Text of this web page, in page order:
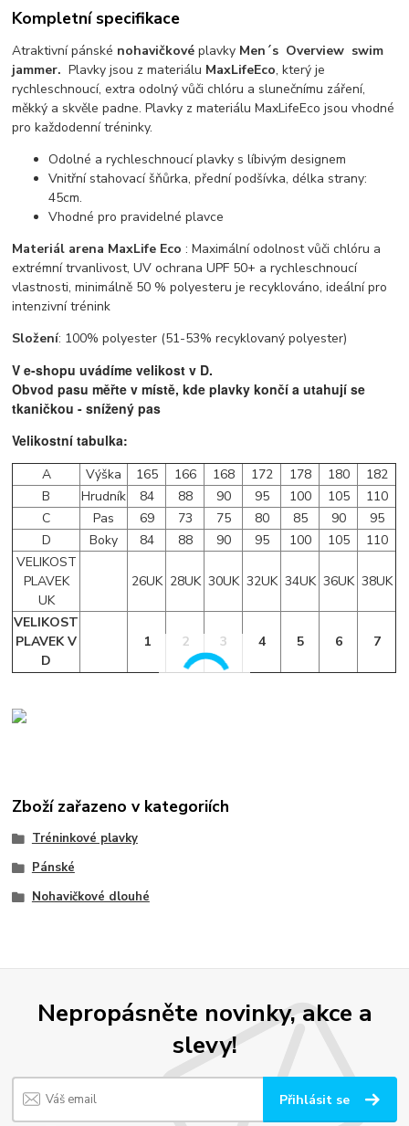
Kompletní specifikace
Atraktivní pánské nohavičkovéplavky Men´s Overview swim
jammer. Plavky jsou z materiálu MaxLifeEco, který je
rychleschnoucí, extra odolný vůči chlóru a slunečnímu záření,
měkký a skvěle padne. Plavky z materiálu MaxLifeEco jsou vhodné
pro každodenní tréninky.
Odolné a rychleschnoucí plavky s líbivým designem
Vnitřní stahovací šňůrka, přední podšívka, délka strany:
45cm.
Vhodné pro pravidelné plavce
Materiál arena MaxLife Eco: Maximální odolnost vůči chlóru a
extrémní trvanlivost, UV ochrana UPF 50+ a rychleschnoucí
vlastnosti, minimálně 50 % polyesteru je recyklováno, ideální pro
intenzivní trénink
Složení: 100% polyester (51-53% recyklovaný polyester)
V e-shopu uvádíme velikost v D.
Obvod pasu měřte v místě, kde plavky končí a utahují se
tkaničkou - snížený pas
Velikostní tabulka:
A Výška 165 166 168 172 178 180
182
B
Hrudník 84 88 90 95 100 105
110
C
Pas 69 73 75 80 85 90
95
D
Boky 84 88 90 95 100 105
110
VELIKOST
PLAVEK
UK
26UK 28UK 30UK 32UK 34UK 36UK 38UK
VELIKOST
PLAVEK V
D
1 2 3 4 5 6 7
Zboží zařazeno v kategoriích
Tréninkové plavky
Pánské
Nohavičkové dlouhé
Nepropásněte novinky, akce a
slevy!
Přihlásit se